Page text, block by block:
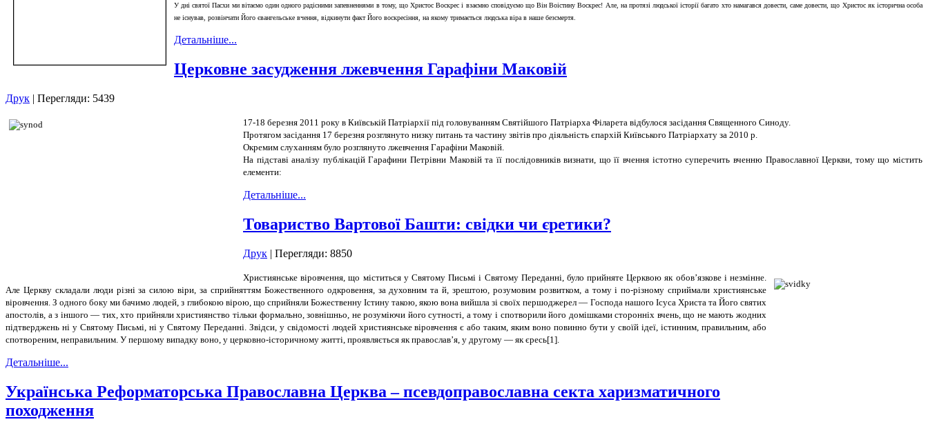
У дні святої Пасхи ми вітаємо один одного радісними запевненнями в тому, що Христос Воскрес і взаємно сповідуємо що Він Воістину Воскрес! Але, на протязі людської історії багато хто намагався довести, саме довести, що Христос як історична особа
не існував, розвінчати Його євангельське вчення, відкинути факт Його воскресіння, на якому тримається людська віра в наше безсмертя.
Детальніше...
Церковне засудження лжевчення Гарафіни Маковій
Друк | Перегляди: 5439
17-18 березня 2011 року в Київській Патріархії під головуванням Святійшого Патріарха Філарета відбулося засідання Священного Синоду.
Протягом засідання 17 березня розглянуто низку питань та частину звітів про діяльність єпархій Київського Патріархату за 2010 р.
Окремим слуханням було розглянуто лжевчення Гарафіни Маковій.
На підставі аналізу публікацій Гарафини Петрівни Маковій та її послідовників визнати, що її вчення істотно суперечить вченню Православної Церкви, тому що містить
елементи:
Детальніше...
Товариство Вартової Башти: свідки чи єретики?
Друк | Перегляди: 8850
Християнське віровчення, що міститься у Святому Письмі і Святому Переданні, було прийняте Церквою як обов’язкове і незмінне.
Але Церкву складали люди різні за силою віри, за сприйняттям Божественного одкровення, за духовним та й, зрештою, розумовим розвитком, а тому і по-різному сприймали християнське
віровчення. З одного боку ми бачимо людей, з глибокою вірою, що сприйняли Божественну Істину такою, якою вона вийшла зі своїх першоджерел — Господа нашого Ісуса Христа та Його святих
апостолів, а з іншого — тих, хто прийняли християнство тільки формально, зовнішньо, не розуміючи його сутності, а тому і спотворили його домішками сторонніх вчень, що не мають жодних
підтверджень ні у Святому Письмі, ні у Святому Переданні. Звідси, у свідомості людей християнське віровчення є або таким, яким воно повинно бути у своїй ідеї, істинним, правильним, або
спотвореним, неправильним. У першому випадку воно, у церковно-історичному житті, проявляється як православ’я, у другому — як єресь[1].
Детальніше...
Українська Реформаторська Православна Церква – псевдоправославна секта харизматичного
походження